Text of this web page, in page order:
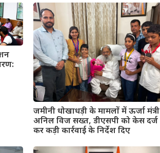
जमीनी धोखाधड़ी के मामलों में ऊर्जा मंत्री
अनिल विज सख्त, डीएसपी को केस दर्ज
कर कड़ी कार्रवाई के निर्देश दिए